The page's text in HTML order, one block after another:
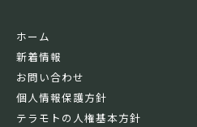
ホーム
新着情報
お問い合わせ
個人情報保護方針
テラモトの人権基本方針